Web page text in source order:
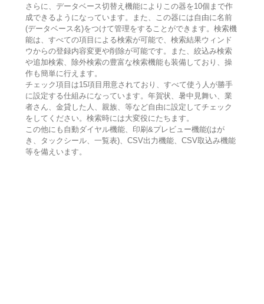
さらに、データベース切替え機能によりこの器を10個まで作
成できるようになっています。また、この器には自由に名前
(データベース名)をつけて管理をすることができます。検索機
能は、すべての項目による検索が可能で、検索結果ウィンド
ウからの登録内容変更や削除が可能です。また、絞込み検索
や追加検索、除外検索の豊富な検索機能も装備しており、操
作も簡単に行えます。
チェック項目は15項目用意されており、すべて使う人が勝手
に設定する仕組みになっています。年賀状、暑中見舞い、業
者さん、金貸した人、親族、等など自由に設定してチェック
をしてください。検索時には大変役にたちます。
この他にも自動ダイヤル機能、印刷&プレビュー機能(はが
き、タックシール、一覧表)、CSV出力機能、CSV取込み機能
等を備えいます。